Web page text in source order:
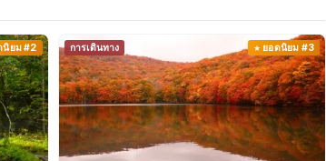
นิยม #2 การเดินทาง ยอดนิยม #3